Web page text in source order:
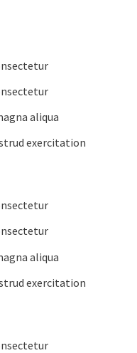
aliqua
exercitation
aliqua
exercitation